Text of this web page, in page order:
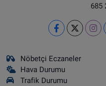
685
Nöbetçi Eczaneler
Hava Durumu
Trafik Durumu